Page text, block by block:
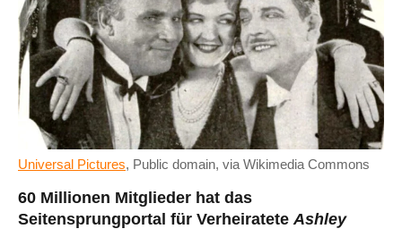
Universal Pictures, Public domain, via Wikimedia Commons
60 Millionen Mitglieder hat das
Seitensprungportal für Verheiratete Ashley